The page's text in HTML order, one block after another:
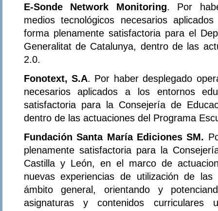
E-Sonde Network Monitoring. Por
medios tecnológicos necesarios
forma plenamente satisfactoria para el
Generalitat de Catalunya, dentro de las
2.0.
Fonotext, S.A. Por haber desplegado
necesarios aplicados a los entornos
satisfactoria para la Consejería de
dentro de las actuaciones del Programa
Fundación Santa María Ediciones SM.
plenamente satisfactoria para la
Castilla y León, en el marco de
nuevas experiencias de utilización de
ámbito general, orientando y
asignaturas y contenidos curriculares